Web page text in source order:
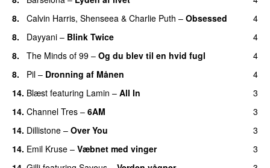
8.
Calvin Harris, Shenseea & Charlie Puth – Obsessed
4
8.
Dayyani – Blink Twice
4
8.
The Minds of 99 – Og du blev til en hvid fugl
4
8.
Pil – Dronning af Månen
4
14. Blæst featuring Lamin – All In
3
14. Channel Tres – 6AM
3
14. Dillistone – Over You
3
14. Emil Kruse – Væbnet med vinger
3